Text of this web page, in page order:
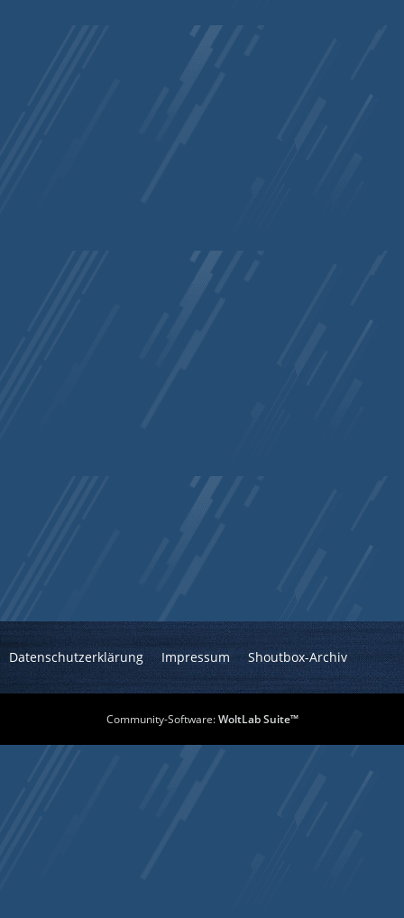
Datenschutzerklärung Impressum Shoutbox-Archiv
Community-Software:WoltLab Suite™